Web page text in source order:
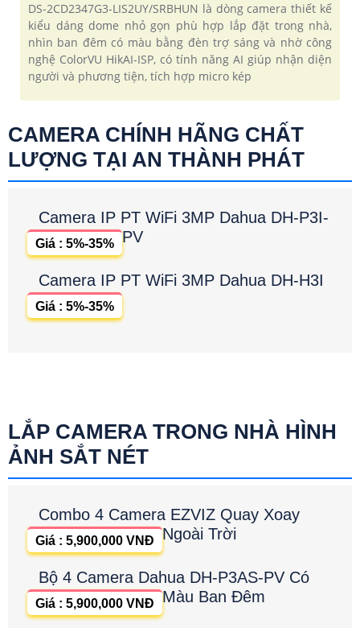
DS-2CD2347G3-LIS2UY/SRBHUN là dòng camera thiết kế
kiểu dáng dome nhỏ gọn phù hợp lắp đặt trong nhà,
nhìn ban đêm có màu bằng đèn trợ sáng và nhờ công
nghệ ColorVU HikAI-ISP, có tính năng AI giúp nhận diện
người và phương tiện, tích hợp micro kép
CAMERA CHÍNH HÃNG CHẤT
LƯỢNG TẠI AN THÀNH PHÁT
Camera IP PT WiFi 3MP Dahua DH-P3I-
PV
Giá : 5%-35%
Camera IP PT WiFi 3MP Dahua DH-H3I
Giá : 5%-35%
LẮP CAMERA TRONG NHÀ HÌNH
ẢNH SẮT NÉT
Combo 4 Camera EZVIZ Quay Xoay
Ngoài Trời
Giá : 5,900,000 VNĐ
Bộ 4 Camera Dahua DH-P3AS-PV Có
Màu Ban Đêm
Giá : 5,900,000 VNĐ